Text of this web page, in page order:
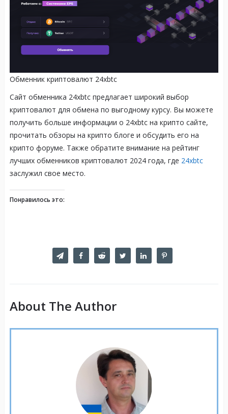
Обменник криптовалют 24xbtc
Сайт обменника 24xbtc предлагает широкий выбор
криптовалют для обмена по выгодному курсу. Вы можете
получить больше информации о 24xbtc на крипто сайте,
прочитать обзоры на крипто блоге и обсудить его на
крипто форуме. Также обратите внимание на рейтинг
лучших обменников криптовалют 2024 года, где 24xbtc
заслужил свое место.
Понравилось это:
About The Author